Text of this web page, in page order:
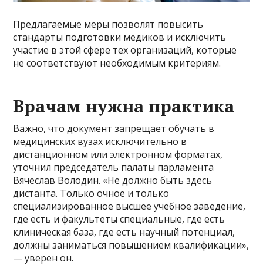
Предлагаемые меры позволят повысить
стандарты подготовки медиков и исключить
участие в этой сфере тех организаций, которые
не соответствуют необходимым критериям.
Врачам нужна практика
Важно, что документ запрещает обучать в
медицинских вузах исключительно в
дистанционном или электронном форматах,
уточнил председатель палаты парламента
Вячеслав Володин. «Не должно быть здесь
дистанта. Только очное и только
специализированное высшее учебное заведение,
где есть и факультеты специальные, где есть
клиническая база, где есть научный потенциал,
должны заниматься повышением квалификации»,
— уверен он.